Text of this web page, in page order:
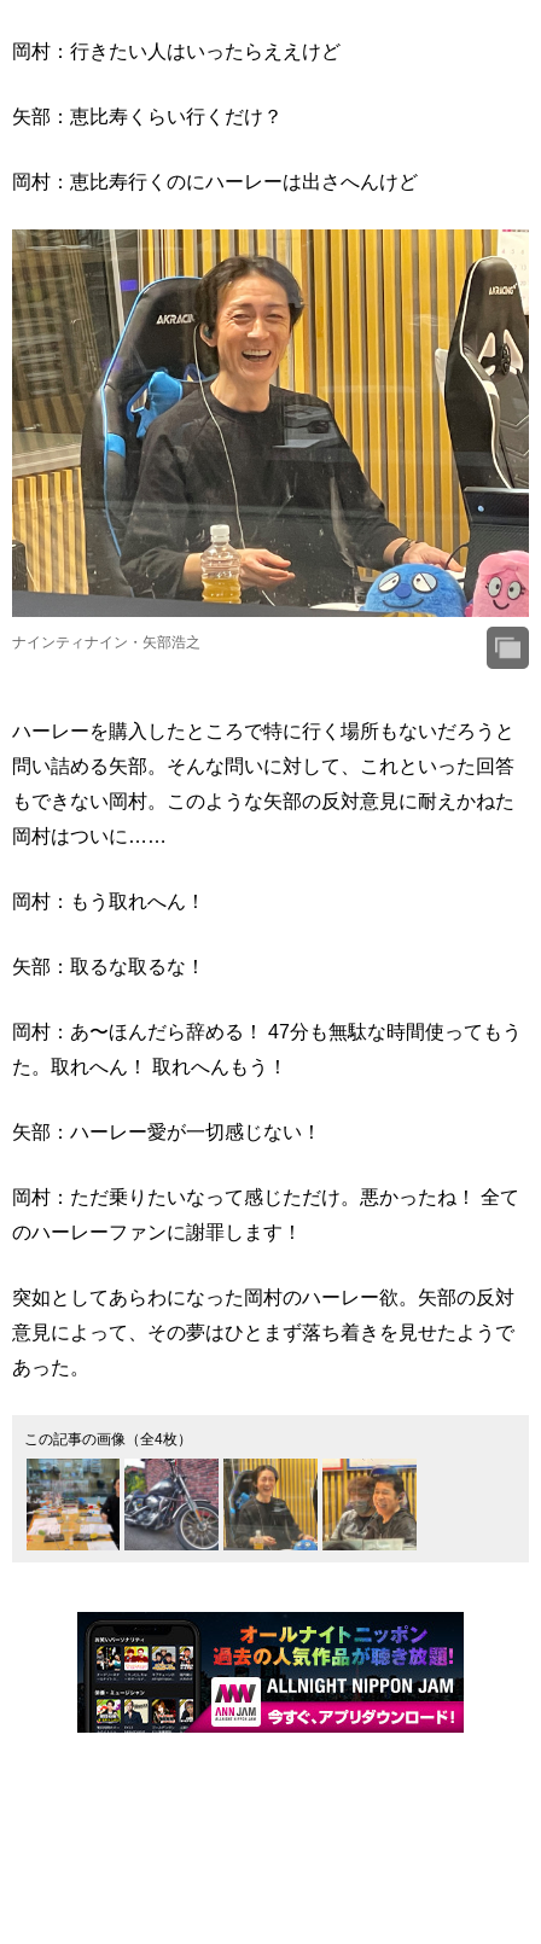
岡村：行きたい人はいったらええけど
矢部：恵比寿くらい行くだけ？
岡村：恵比寿行くのにハーレーは出さへんけど
ナインティナイン・矢部浩之
ハーレーを購入したところで特に行く場所もないだろうと
問い詰める矢部。そんな問いに対して、これといった回答
もできない岡村。このような矢部の反対意見に耐えかねた
岡村はついに……
岡村：もう取れへん！
矢部：取るな取るな！
岡村：あ〜ほんだら辞める！ 47分も無駄な時間使ってもう
た。取れへん！ 取れへんもう！
矢部：ハーレー愛が一切感じない！
岡村：ただ乗りたいなって感じただけ。悪かったね！ 全て
のハーレーファンに謝罪します！
突如としてあらわになった岡村のハーレー欲。矢部の反対
意見によって、その夢はひとまず落ち着きを見せたようで
あった。
この記事の画像（全4枚）